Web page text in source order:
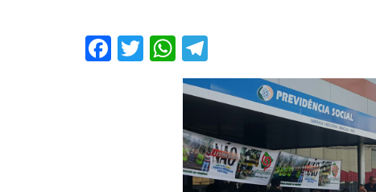
Facebook
TwitterWhatsApp